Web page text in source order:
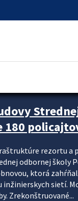
180
rezortu a
odbornej školy
ktorá
sietí.
Zrekonštruované...